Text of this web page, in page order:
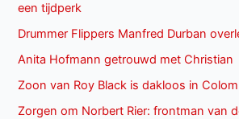
een tijdperk
Drummer Flippers Manfred Durban
Anita Hofmann getrouwd met Christian
Zoon van Roy Black is dakloos in
Zorgen om Norbert Rier: frontman van